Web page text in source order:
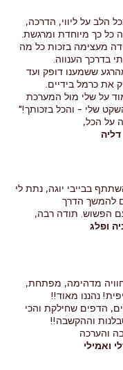
הלב על ליווי, הדרכה,
כל כך מיוחדת ומרגשת.
מעצימה בזכות כל מה
בדרכך הענווה.
ששמענו דופק ועד
את כרמל בידיים.
על שלי מול המערכת
שלי - והכל בזכותך!"
על הכל,
דליה
בבייבי יוגה, נתת לי
להמשך הדרך
עם הפשוש. תודה רבה,
ופלג
מדהימה, מפתחת,
נהננו מאוד!!
הדפים שחילקת והכי
וההקשבה!!
והערכה
ואמילי